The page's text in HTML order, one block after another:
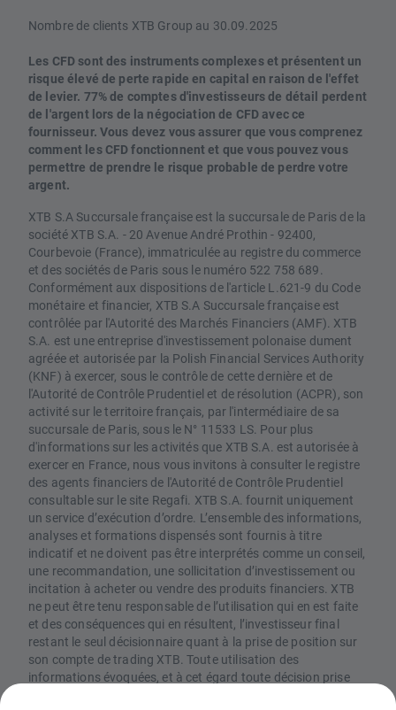
Nombre de clients XTB Group au 30.09.2025
Les CFD sont des instruments complexes et présentent un
risque élevé de perte rapide en capital en raison de l'effet
de levier. 77% de comptes d'investisseurs de détail perdent
de l'argent lors de la négociation de CFD avec ce
fournisseur. Vous devez vous assurer que vous comprenez
comment les CFD fonctionnent et que vous pouvez vous
permettre de prendre le risque probable de perdre votre
argent.
XTB S.A Succursale française est la succursale de Paris de la
société XTB S.A. - 20 Avenue André Prothin - 92400,
Courbevoie (France), immatriculée au registre du commerce
et des sociétés de Paris sous le numéro 522 758 689.
Conformément aux dispositions de l'article L.621-9 du Code
monétaire et financier, XTB S.A Succursale française est
contrôlée par l'Autorité des Marchés Financiers (AMF). XTB
S.A. est une entreprise d'investissement polonaise dument
agréée et autorisée par la Polish Financial Services Authority
(KNF) à exercer, sous le contrôle de cette dernière et de
l'Autorité de Contrôle Prudentiel et de résolution (ACPR), son
activité sur le territoire français, par l'intermédiaire de sa
succursale de Paris, sous le N° 11533 LS. Pour plus
d'informations sur les activités que XTB S.A. est autorisée à
exercer en France, nous vous invitons à consulter le registre
des agents financiers de l'Autorité de Contrôle Prudentiel
consultable sur le site Regafi. XTB S.A. fournit uniquement
un service d’exécution d’ordre. L’ensemble des informations,
analyses et formations dispensés sont fournis à titre
indicatif et ne doivent pas être interprétés comme un conseil,
une recommandation, une sollicitation d’investissement ou
incitation à acheter ou vendre des produits financiers. XTB
ne peut être tenu responsable de l’utilisation qui en est faite
et des conséquences qui en résultent, l’investisseur final
restant le seul décisionnaire quant à la prise de position sur
son compte de trading XTB. Toute utilisation des
informations évoquées, et à cet égard toute décision prise